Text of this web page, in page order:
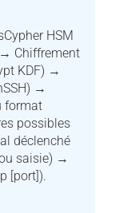
HSM
Chiffrement
KDF) →
→
format
possibles
déclenché
saisie) →
[port]).